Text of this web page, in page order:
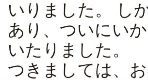
いりました。 し
あり、ついにい
いたりました。
つきましては、